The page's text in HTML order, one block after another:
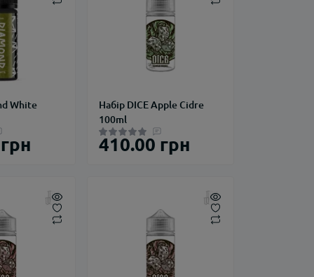
White
Набір DICE Apple Cidre
100ml
410.00 грн